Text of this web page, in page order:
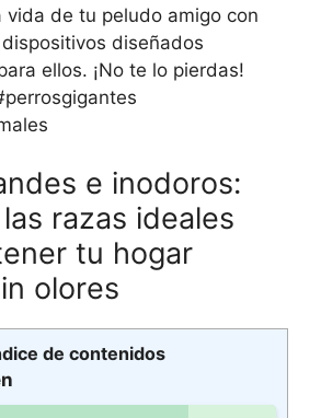
vida de tu peludo amigo con
diseñados
ellos. ¡No te lo pierdas!
e inodoros:
razas ideales
tu hogar
olores
de contenidos